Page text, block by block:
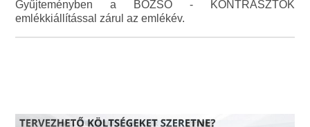
Gyűjteményben a BOZSÓ - KONTRASZTOK
emlékkiállítással zárul az emlékév.